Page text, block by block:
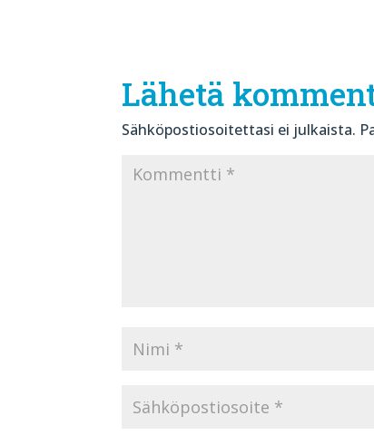
Lähetä
Sähköpostiosoitettasi ei julkaista.